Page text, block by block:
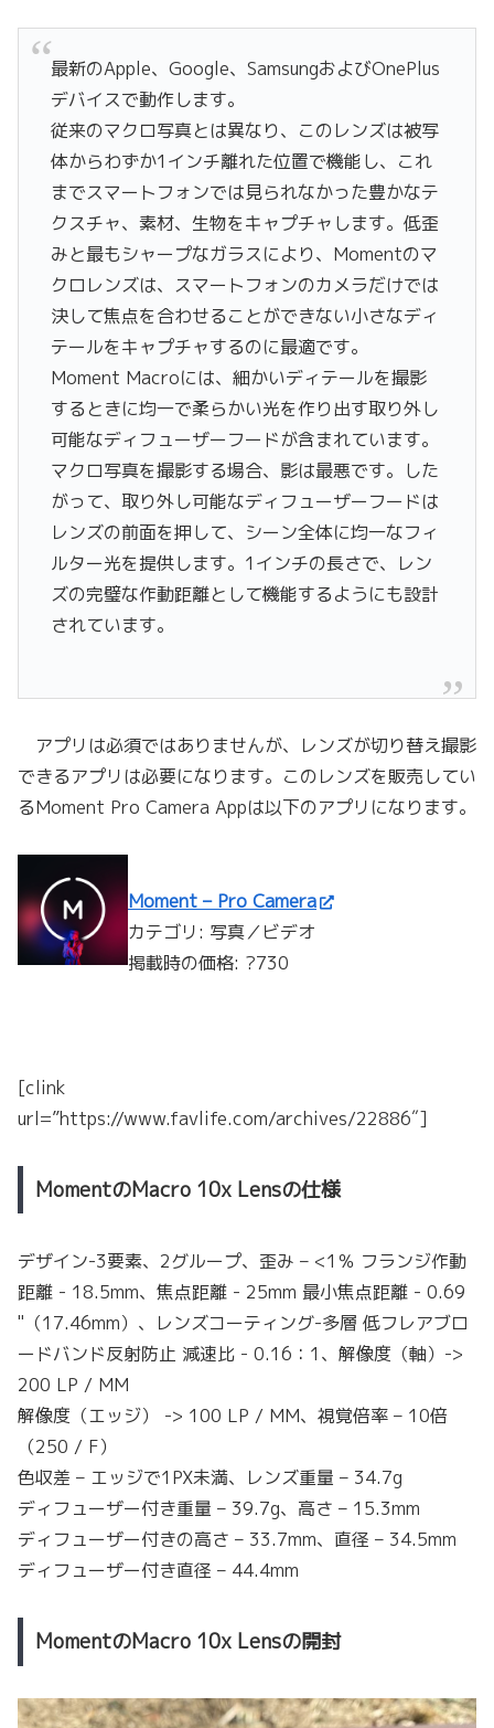
最新のApple、Google、SamsungおよびOnePlus
デバイスで動作します。
従来のマクロ写真とは異なり、このレンズは被写
体からわずか1インチ離れた位置で機能し、これ
までスマートフォンでは見られなかった豊かなテ
クスチャ、素材、生物をキャプチャします。低歪
みと最もシャープなガラスにより、Momentのマ
クロレンズは、スマートフォンのカメラだけでは
決して焦点を合わせることができない小さなディ
テールをキャプチャするのに最適です。
Moment Macroには、細かいディテールを撮影
するときに均一で柔らかい光を作り出す取り外し
可能なディフューザーフードが含まれています。
マクロ写真を撮影する場合、影は最悪です。した
がって、取り外し可能なディフューザーフードは
レンズの前面を押して、シーン全体に均一なフィ
ルター光を提供します。1インチの長さで、レン
ズの完璧な作動距離として機能するようにも設計
されています。
アプリは必須ではありませんが、レンズが切り替え撮影
できるアプリは必要になります。このレンズを販売してい
るMoment Pro Camera Appは以下のアプリになります。
Moment – Pro Camera
カテゴリ: 写真／ビデオ
掲載時の価格: ?730
[clink
url=”https://www.favlife.com/archives/22886″]
MomentのMacro 10x Lensの仕様
デザイン-3要素、2グループ、歪み – <1％ フランジ作動
距離 - 18.5mm、焦点距離 - 25mm 最小焦点距離 - 0.69
"（17.46mm）、レンズコーティング-多層 低フレアブロ
ードバンド反射防止 減速比 - 0.16：1、解像度（軸）->
200 LP / MM
解像度（エッジ） -> 100 LP / MM、視覚倍率 – 10倍
（250 / F）
色収差 – エッジで1PX未満、レンズ重量 – 34.7g
ディフューザー付き重量 – 39.7g、高さ – 15.3mm
ディフューザー付きの高さ – 33.7mm、直径 – 34.5mm
ディフューザー付き直径 – 44.4mm
MomentのMacro 10x Lensの開封